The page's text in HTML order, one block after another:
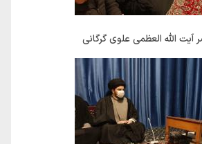
آیت الله العظمی علوی گرگانی